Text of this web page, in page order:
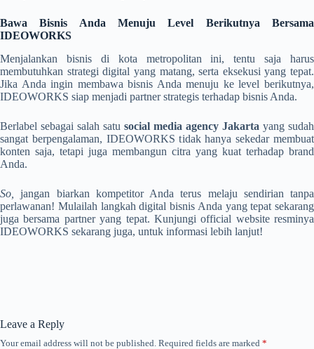
Bawa Bisnis Anda Menuju Level Berikutnya Bersama
IDEOWORKS
Menjalankan bisnis di kota metropolitan ini, tentu saja harus
membutuhkan strategi digital yang matang, serta eksekusi yang tepat.
Jika Anda ingin membawa bisnis Anda menuju ke level berikutnya,
IDEOWORKS siap menjadi partner strategis terhadap bisnis Anda.
Berlabel sebagai salah satu social media agency Jakarta yang sudah
sangat berpengalaman, IDEOWORKS tidak hanya sekedar membuat
konten saja, tetapi juga membangun citra yang kuat terhadap brand
Anda.
So,jangan biarkan kompetitor Anda terus melaju sendirian tanpa
perlawanan! Mulailah langkah digital bisnis Anda yang tepat sekarang
juga bersama partner yang tepat. Kunjungi official website resminya
IDEOWORKS sekarang juga, untuk informasi lebih lanjut!
Leave a Reply
Your email address will not be published. Required fields are marked *